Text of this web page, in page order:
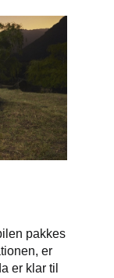
pakkes
er
er klar til